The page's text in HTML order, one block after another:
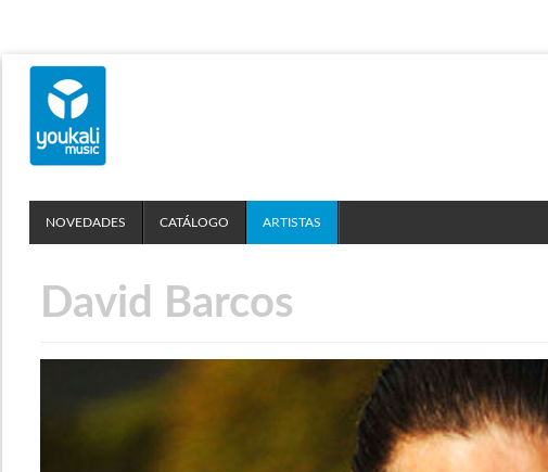
NOVEDADES CATÁLOGO ARTISTAS
David Barcos